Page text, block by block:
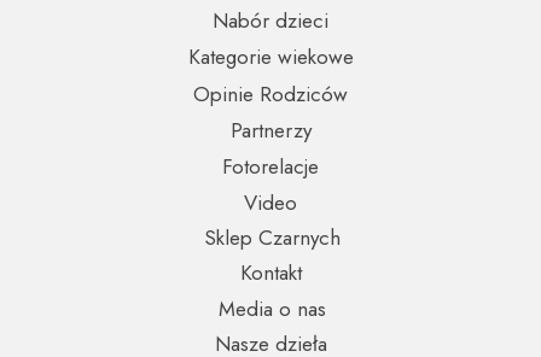
Partnerzy
Opinie Rodziców
Nabór dzieci
Sklep Czarnych
Video
Fotorelacje
Kontakt
Media o nas
Kategorie wiekowe
Nasze dzieła